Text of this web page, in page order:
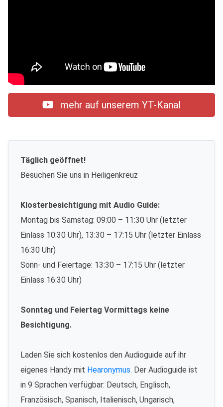
mehr auf unserem YT-Kanal
Täglich geöffnet!
Besuchen Sie uns in Heiligenkreuz
Klosterbesichtigung mit Audio Guide:
Montag bis Samstag: 09:00 – 11:30 Uhr (letzter
Einlass 10:30 Uhr), 13:30 – 17:15 Uhr (letzter Einlass
16:30 Uhr)
Sonn- und Feiertage: 13:30 – 17:15 Uhr (letzter
Einlass 16:30 Uhr)
Sonntag und Feiertag Vormittags keine
Besichtigung.
Laden Sie sich kostenlos den Audioguide auf ihr
eigenes Handy mit Hearonymus. Der Audioguide ist
in 9 Sprachen verfügbar: Deutsch, Englisch,
Französisch, Spanisch, Italienisch, Ungarisch,